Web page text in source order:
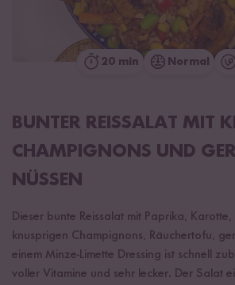
20 min Normal
BUNTER REISSALAT MIT
CHAMPIGNONS UND
NÜSSEN
Dieser bunte Reissalat mit Paprika,
knusprigen Champignons, Räuchertofu,
einem Minze-Limette Dressing ist schnell
voller Vitamine und sehr lecker. Der Salat